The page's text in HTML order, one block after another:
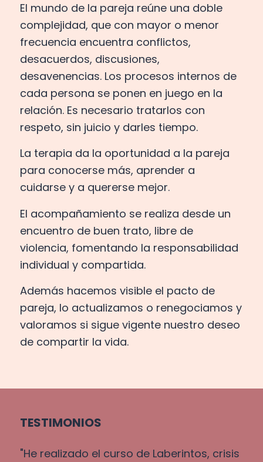
El mundo de la pareja reúne una doble
complejidad, que con mayor o menor
frecuencia encuentra conflictos,
desacuerdos, discusiones,
desavenencias. Los procesos internos de
cada persona se ponen en juego en la
relación. Es necesario tratarlos con
respeto, sin juicio y darles tiempo.
La terapia da la oportunidad a la pareja
para conocerse más, aprender a
cuidarse y a quererse mejor.
El acompañamiento se realiza desde un
encuentro de buen trato, libre de
violencia, fomentando la responsabilidad
individual y compartida.
Además hacemos visible el pacto de
pareja, lo actualizamos o renegociamos y
valoramos si sigue vigente nuestro deseo
de compartir la vida.
TESTIMONIOS
"He realizado el curso de Laberintos, crisis